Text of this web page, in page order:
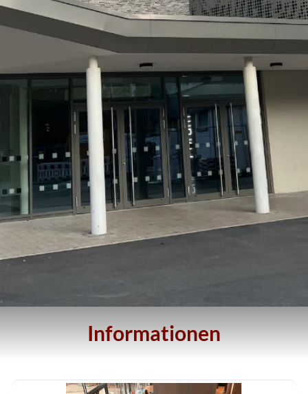
Informationen